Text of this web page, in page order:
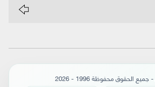
- جميع الحقوق محفوظة 1996 - 2026